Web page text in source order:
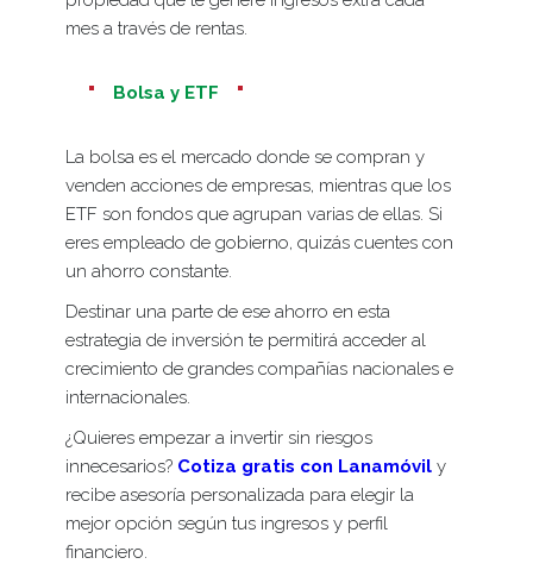
mes a través de rentas.
Bolsa y ETF
La bolsa es el mercado donde se compran y
venden acciones de empresas, mientras que los
ETF son fondos que agrupan varias de ellas. Si
eres empleado de gobierno, quizás cuentes con
un ahorro constante.
Destinar una parte de ese ahorro en esta
estrategia de inversión te permitirá acceder al
crecimiento de grandes compañías nacionales e
internacionales.
¿Quieres empezar a invertir sin riesgos
innecesarios? Cotiza gratis con Lanamóvil y
recibe asesoría personalizada para elegir la
mejor opción según tus ingresos y perfil
financiero.